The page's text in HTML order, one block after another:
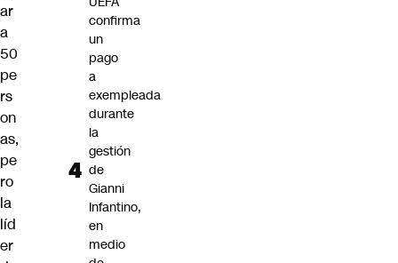
ar
a
50
pe
rs
on
as,
pe
ro
la
líd
er
confirma
un
pago
a
exempleada
durante
la
gestión
de
Gianni
Infantino,
en
medio